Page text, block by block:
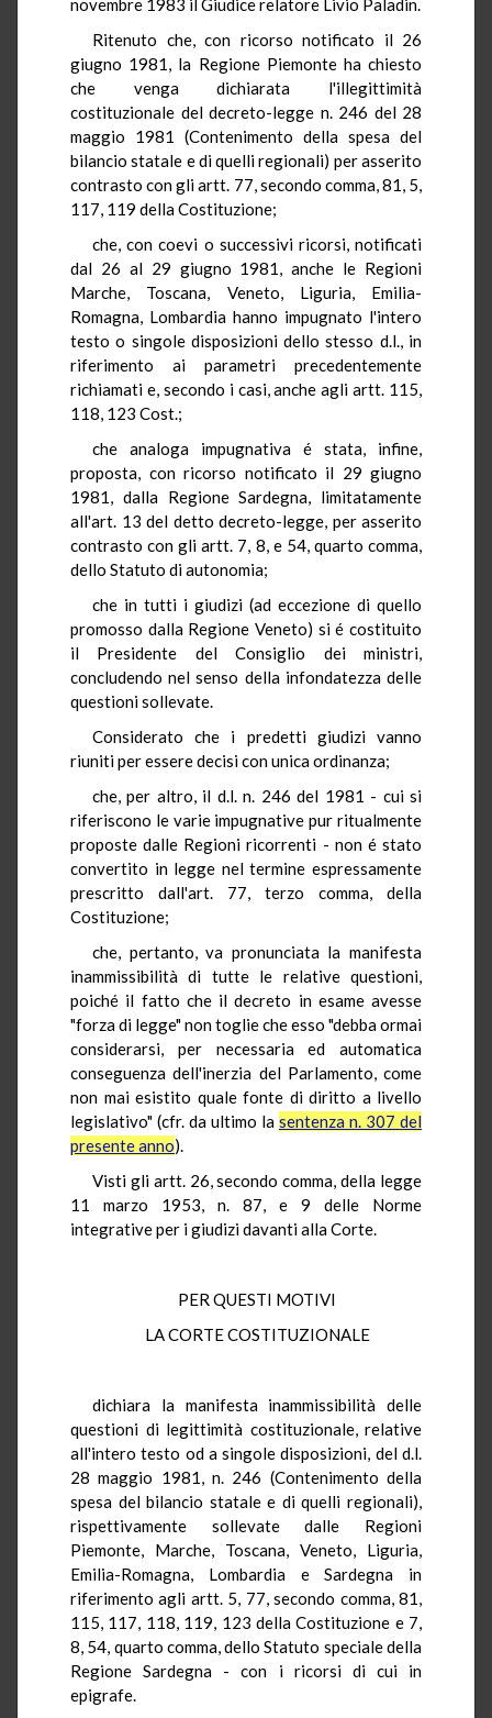
novembre 1983 il Giudice relatore Livio Paladin.
Ritenuto che, con ricorso notificato il 26
giugno 1981, la Regione Piemonte ha chiesto
che venga dichiarata l'illegittimità
costituzionale del decreto-legge n. 246 del 28
maggio 1981 (Contenimento della spesa del
bilancio statale e di quelli regionali) per asserito
contrasto con gli artt. 77, secondo comma, 81, 5,
117, 119 della Costituzione;
che, con coevi o successivi ricorsi, notificati
dal 26 al 29 giugno 1981, anche le Regioni
Marche, Toscana, Veneto, Liguria, Emilia-
Romagna, Lombardia hanno impugnato l'intero
testo o singole disposizioni dello stesso d.l., in
riferimento ai parametri precedentemente
richiamati e, secondo i casi, anche agli artt. 115,
118, 123 Cost.;
che analoga impugnativa é stata, infine,
proposta, con ricorso notificato il 29 giugno
1981, dalla Regione Sardegna, limitatamente
all'art. 13 del detto decreto-legge, per asserito
contrasto con gli artt. 7, 8, e 54, quarto comma,
dello Statuto di autonomia;
che in tutti i giudizi (ad eccezione di quello
promosso dalla Regione Veneto) si é costituito
il Presidente del Consiglio dei ministri,
concludendo nel senso della infondatezza delle
questioni sollevate.
Considerato che i predetti giudizi vanno
riuniti per essere decisi con unica ordinanza;
che, per altro, il d.l. n. 246 del 1981 - cui si
riferiscono le varie impugnative pur ritualmente
proposte dalle Regioni ricorrenti - non é stato
convertito in legge nel termine espressamente
prescritto dall'art. 77, terzo comma, della
Costituzione;
che, pertanto, va pronunciata la manifesta
inammissibilità di tutte le relative questioni,
poiché il fatto che il decreto in esame avesse
"forza di legge" non toglie che esso "debba ormai
considerarsi, per necessaria ed automatica
conseguenza dell'inerzia del Parlamento, come
non mai esistito quale fonte di diritto a livello
legislativo" (cfr. da ultimo la sentenza n. 307 del
presente anno).
Visti gli artt. 26, secondo comma, della legge
11 marzo 1953, n. 87, e 9 delle Norme
integrative per i giudizi davanti alla Corte.
PER QUESTI MOTIVI
LA CORTE COSTITUZIONALE
dichiara la manifesta inammissibilità delle
questioni di legittimità costituzionale, relative
all'intero testo od a singole disposizioni, del d.l.
28 maggio 1981, n. 246 (Contenimento della
spesa del bilancio statale e di quelli regionali),
rispettivamente sollevate dalle Regioni
Piemonte, Marche, Toscana, Veneto, Liguria,
Emilia-Romagna, Lombardia e Sardegna in
riferimento agli artt. 5, 77, secondo comma, 81,
115, 117, 118, 119, 123 della Costituzione e 7,
8, 54, quarto comma, dello Statuto speciale della
Regione Sardegna - con i ricorsi di cui in
epigrafe.